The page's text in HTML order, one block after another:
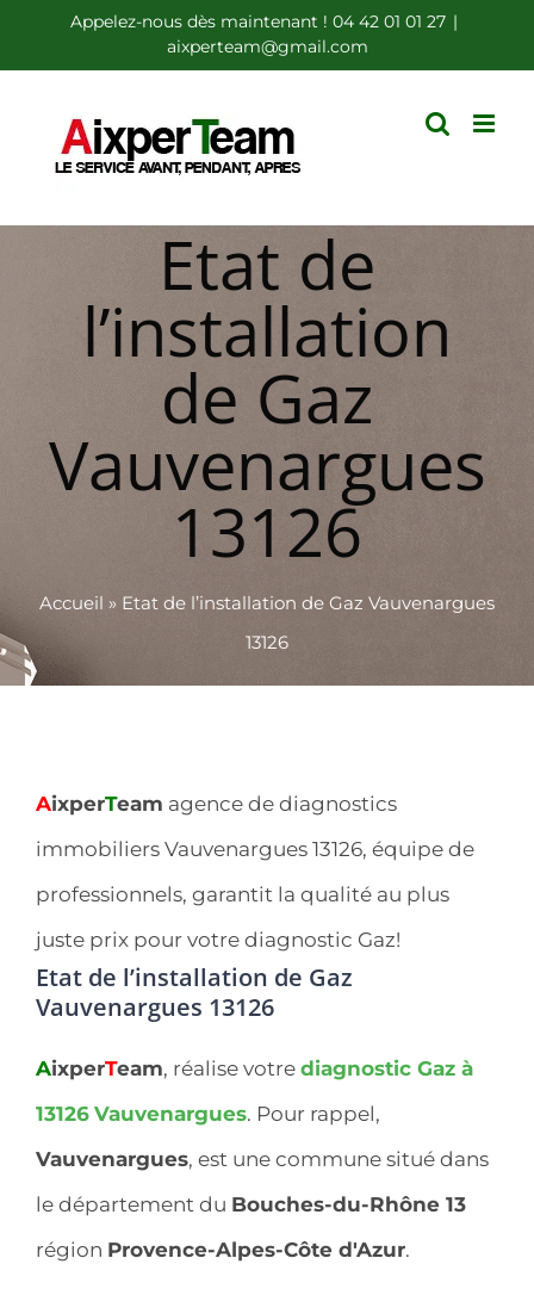
au
contenu
Appelez-nous dès maintenant ! 04 42 01 01 27 |
aixperteam@gmail.com
Etat de
l’installation
de Gaz
Vauvenargues
13126
Accueil » Etat de l’installation de Gaz Vauvenargues
13126
AixperTeam agence de diagnostics
immobiliers Vauvenargues 13126, équipe de
professionnels, garantit la qualité au plus
juste prix pour votre diagnostic Gaz!
Etat de l’installation de Gaz
Vauvenargues 13126
AixperTeam, réalise votre diagnostic Gaz à
13126 Vauvenargues. Pour rappel,
Vauvenargues, est une commune situé dans
le département du Bouches-du-Rhône 13
région Provence-Alpes-Côte d'Azur.